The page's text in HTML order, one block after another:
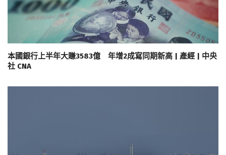
本國銀行上半年大賺3583億 年增2成寫同期新高 | 產經 | 中央
社 CNA